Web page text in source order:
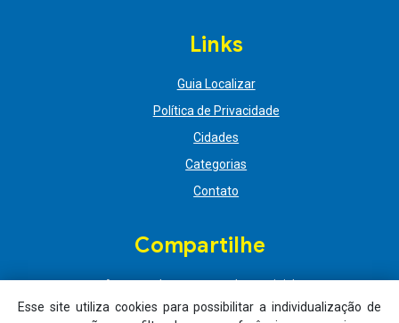
Esse site utiliza cookies para possibilitar a individualização de